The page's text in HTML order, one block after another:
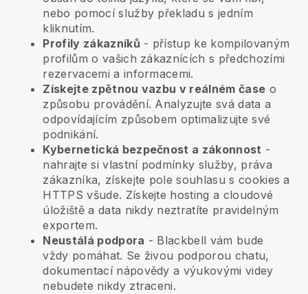
nebo pomocí služby překladu s jedním
kliknutím.
Profily zákazníků - přístup ke kompilovaným
profilům o vašich zákaznících s předchozími
rezervacemi a informacemi.
Získejte zpětnou vazbu v reálném čase o
způsobu provádění. Analyzujte svá data a
odpovídajícím způsobem optimalizujte své
podnikání.
Kybernetická bezpečnost a zákonnost -
nahrajte si vlastní podmínky služby, práva
zákazníka, získejte pole souhlasu s cookies a
HTTPS všude. Získejte hosting a cloudové
úložiště a data nikdy neztratíte pravidelným
exportem.
Neustálá podpora - Blackbell vám bude
vždy pomáhat. Se živou podporou chatu,
dokumentací nápovědy a výukovými videy
nebudete nikdy ztraceni.